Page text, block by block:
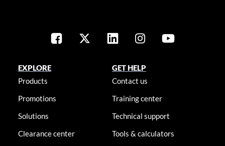
EXPLORE
Products
Promotions
Solutions
Clearance center
GET HELP
Contact us
Training center
Technical support
Tools & calculators